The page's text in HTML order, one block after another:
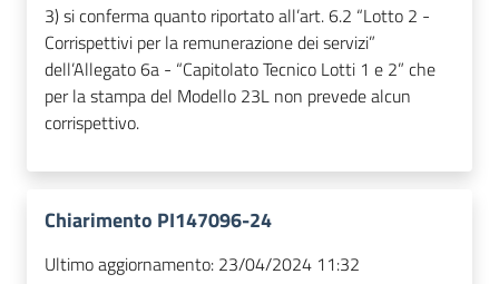
3)si conferma quanto riportato all’art. 6.2 “Lotto 2 -
Corrispettivi per la remunerazione dei servizi”
dell’Allegato 6a - “Capitolato Tecnico Lotti 1 e 2” che
per la stampa del Modello 23L non prevede alcun
corrispettivo.
Chiarimento PI147096-24
Ultimo aggiornamento: 23/04/2024 11:32